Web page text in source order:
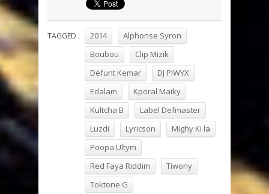
TAGGED : 2014
Alphonse Syron
Boubou
Clip Mizik
Défunt Kemar
DJ PIWYX
Edalam
Kporal Maiky
Kultcha B
Label Defmaster
Luzdi
Lyricson
Mighy Ki la
Poopa Ultym
Red Faya Riddim
Tiwony
Toktone G